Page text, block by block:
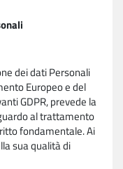
dei dati Personali
Europeo e del
GDPR, prevede la
al trattamento
fondamentale. Ai
sua qualità di